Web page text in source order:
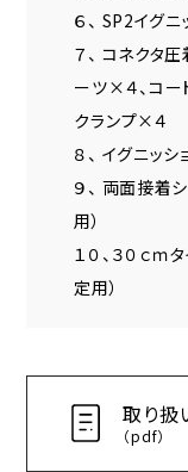
６、 SP2イグ
７、 コネクタ
ーツ×４、コー
クランプ×４
８、 イグニッシ
９、 両面接着
用）
１０、３０ｃｍ
定用）
取り扱
（pdf）